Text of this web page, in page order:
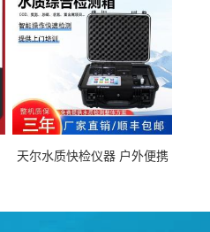
天尔水质快检仪器 户外便携